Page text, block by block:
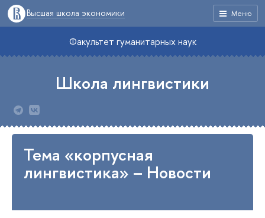
Меню
Высшая школа экономики
Факультет гуманитарных наук
Школа лингвистики
Тема «корпусная
лингвистика» – Новости